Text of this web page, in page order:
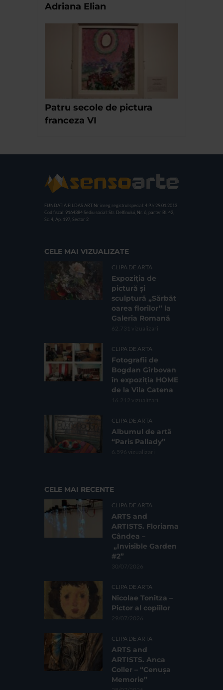
Adriana Elian
Patru secole de pictura
franceza VI
FUNDATIA FILDAS ART Nr inreg registrul special: 4 PJ/ 29.01.2013
Cod fiscal: 9164384 Sediu social: Str. Delfinului, Nr. 6, parter Bl. 42,
Sc. 4, Ap. 197, Sector 2
CELE MAI VIZUALIZATE
CLIPA DE ARTA
Expoziția de
pictură și
sculptură „Sărbăt
oarea florilor” la
Galeria Romană
62.731 vizualizari
CLIPA DE ARTA
Fotografii de
Bogdan Gîrbovan
în expoziția HOME
de la Vila Catena
16.212 vizualizari
CLIPA DE ARTA
Albumul de artă
“Paris Pallady”
6.596 vizualizari
CELE MAI RECENTE
CLIPA DE ARTA
ARTS and
ARTISTS. Floriama
Cândea –
„Invisible Garden
#2”
30/07/2026
CLIPA DE ARTA
Nicolae Tonitza –
Pictor al copiilor
29/07/2026
CLIPA DE ARTA
ARTS and
ARTISTS. Anca
Coller – “Cenușa
Memorie”